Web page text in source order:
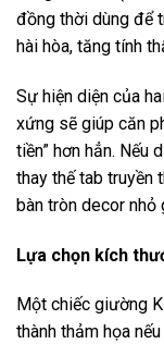
đồng thời dùng để
hài hòa, tăng tính
Sự hiện diện của
xứng sẽ giúp căn
tiền” hơn hẳn. Nếu
thay thế tab truyền
bàn tròn decor nhỏ
Lựa chọn kích
Một chiếc giường
thành thảm họa